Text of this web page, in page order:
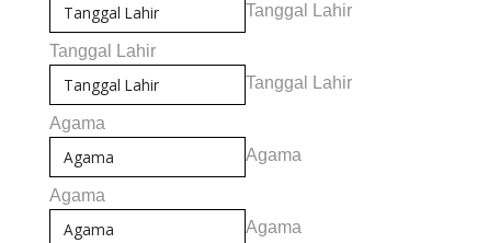
Tanggal Lahir
Tanggal Lahir
Tanggal Lahir
Agama
Agama
Agama
Agama